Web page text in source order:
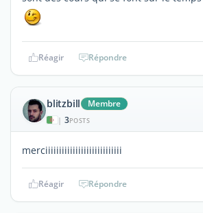
Réagir Répondre
blitzbill Membre
| 3POSTS
merciiiiiiiiiiiiiiiiiiiiiiiiiiii
Réagir Répondre